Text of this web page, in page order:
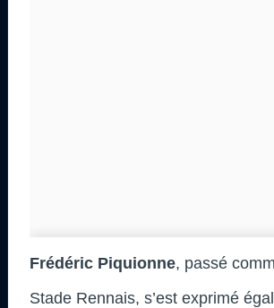
Frédéric Piquionne, passé
Stade Rennais, s’est exprimé